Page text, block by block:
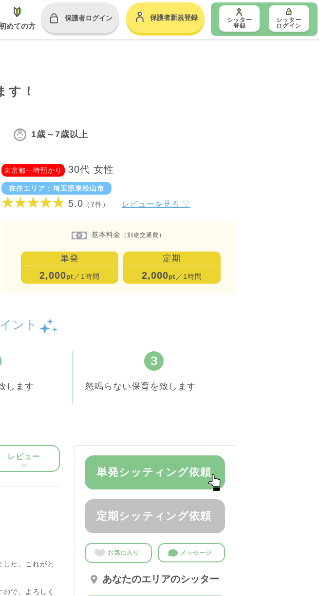
めての方
保護者ログイン 保護者新規登録
シッター
登録
シッター
ログイン
！
1歳～7歳以上
東京都一時預かり 30代 女性
在住エリア : 埼玉県東松山市
★★★★★ 5.0 （7件） レビューを見る ▽
基本料金 （別途交通費）
単発
2,000pt／1時間
定期
2,000pt／1時間
ント
します 怒鳴らない保育を致します
レビュー
た。これがと
で、よろしく
単発シッティング依頼
定期シッティング依頼
お気に入り メッセージ
あなたのエリアのシッター